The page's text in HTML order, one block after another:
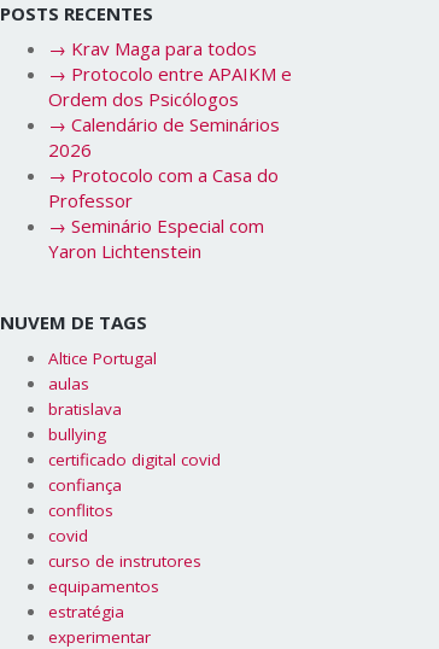
POSTS RECENTES
→ Krav Maga para todos
→ Protocolo entre APAIKM e
Ordem dos Psicólogos
→ Calendário de Seminários
2026
→ Protocolo com a Casa do
Professor
→ Seminário Especial com
Yaron Lichtenstein
NUVEM DE TAGS
Altice Portugal
aulas
bratislava
bullying
certificado digital covid
confiança
conflitos
covid
curso de instrutores
equipamentos
estratégia
experimentar